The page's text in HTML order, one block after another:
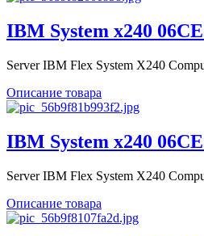
IBM System x240
Server IBM Flex System X240
Описание товара
IBM System x240
Server IBM Flex System X240
Описание товара